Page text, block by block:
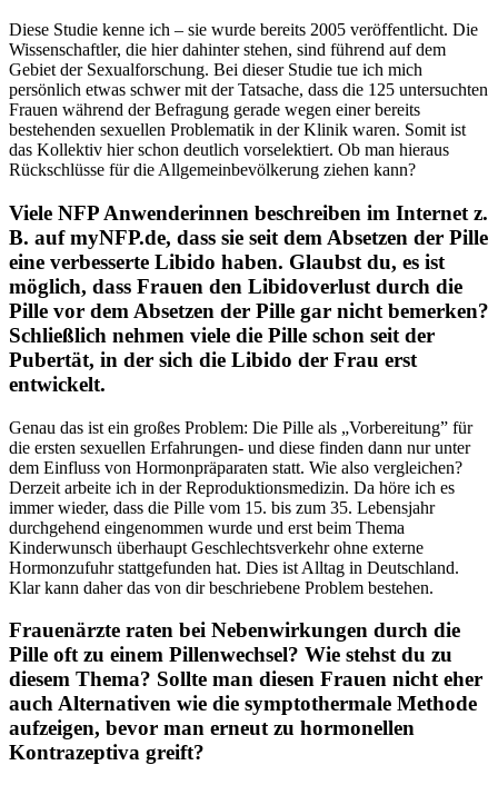
Diese Studie kenne ich – sie wurde bereits 2005 veröffentlicht. Die
Wissenschaftler, die hier dahinter stehen, sind führend auf dem
Gebiet der Sexualforschung. Bei dieser Studie tue ich mich
persönlich etwas schwer mit der Tatsache, dass die 125 untersuchten
Frauen während der Befragung gerade wegen einer bereits
bestehenden sexuellen Problematik in der Klinik waren. Somit ist
das Kollektiv hier schon deutlich vorselektiert. Ob man hieraus
Rückschlüsse für die Allgemeinbevölkerung ziehen kann?
Viele NFP Anwenderinnen beschreiben im Internet z.
B. auf myNFP.de, dass sie seit dem Absetzen der Pille
eine verbesserte Libido haben. Glaubst du, es ist
möglich, dass Frauen den Libidoverlust durch die
Pille vor dem Absetzen der Pille gar nicht bemerken?
Schließlich nehmen viele die Pille schon seit der
Pubertät, in der sich die Libido der Frau erst
entwickelt.
Genau das ist ein großes Problem: Die Pille als „Vorbereitung” für
die ersten sexuellen Erfahrungen- und diese finden dann nur unter
dem Einfluss von Hormonpräparaten statt. Wie also vergleichen?
Derzeit arbeite ich in der Reproduktionsmedizin. Da höre ich es
immer wieder, dass die Pille vom 15. bis zum 35. Lebensjahr
durchgehend eingenommen wurde und erst beim Thema
Kinderwunsch überhaupt Geschlechtsverkehr ohne externe
Hormonzufuhr stattgefunden hat. Dies ist Alltag in Deutschland.
Klar kann daher das von dir beschriebene Problem bestehen.
Frauenärzte raten bei Nebenwirkungen durch die
Pille oft zu einem Pillenwechsel? Wie stehst du zu
diesem Thema? Sollte man diesen Frauen nicht eher
auch Alternativen wie die symptothermale Methode
aufzeigen, bevor man erneut zu hormonellen
Kontrazeptiva greift?